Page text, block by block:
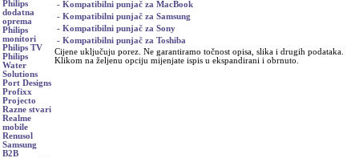
Philips
dodatna
oprema
Philips
monitori
Philips TV
Philips
Water
Solutions
Port Designs
Profixx
Projecto
Razne stvari
Realme
mobile
Renusol
Samsung
B2B
- Kompatibilni punjač za MacBook
- Kompatibilni punjač za Samsung
- Kompatibilni punjač za Sony
- Kompatibilni punjač za Toshiba
Cijene uključuju porez. Ne garantiramo točnost opisa, slika i drugih podataka.
Klikom na željenu opciju mijenjate ispis u ekspandirani i obrnuto.